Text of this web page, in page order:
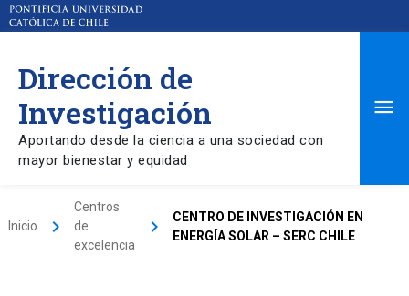
Dirección de
Investigación
Aportando desde la ciencia a una sociedad con
mayor bienestar y equidad
Inicio keyboard_arrow_right
Centros
de
excelencia
keyboard_arrow_right
CENTRO DE INVESTIGACIÓN EN
ENERGÍA SOLAR – SERC CHILE